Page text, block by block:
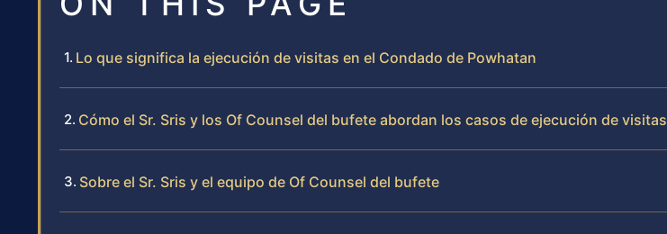
Lo que significa la ejecución de visitas en el Condado de Powhatan
Cómo el Sr. Sris y los Of Counsel del bufete abordan los casos de ejecución de visitas
Sobre el Sr. Sris y el equipo de Of Counsel del bufete